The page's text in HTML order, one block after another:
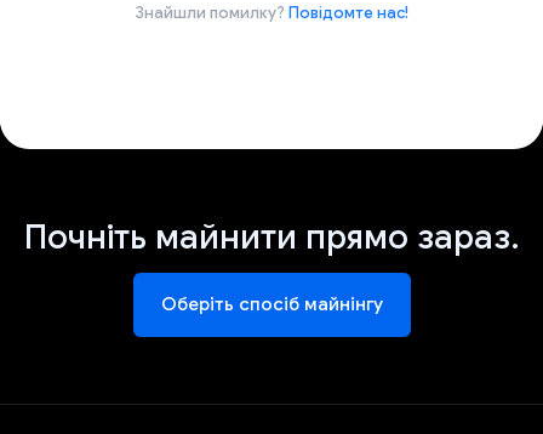
Знайшли помилку? Повідомте нас!
Почніть майнити прямо зараз.
Оберіть спосіб майнінгу